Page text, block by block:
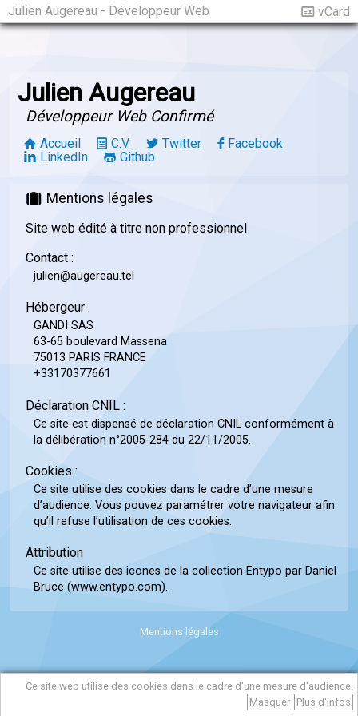
Julien Augereau - Développeur Web vCard
Julien Augereau
Développeur Web Confirmé
Accueil C.V. Twitter
Facebook
LinkedIn
Github
Mentions légales
Site web édité à titre non professionnel
Contact :
julien@augereau.tel
Hébergeur :
GANDI SAS
63-65 boulevard Massena
75013 PARIS FRANCE
+33170377661
Déclaration CNIL :
Ce site est dispensé de déclaration CNIL conformément à
la délibération n°2005-284 du 22/11/2005.
Cookies :
Ce site utilise des cookies dans le cadre d’une mesure
d’audience. Vous pouvez paramétrer votre navigateur afin
qu’il refuse l’utilisation de ces cookies.
Attribution
Ce site utilise des icones de la collection Entypo par Daniel
Bruce (www.entypo.com).
Mentions légales
Ce site web utilise des cookies dans le cadre d'une mesure d'audience.
Masquer Plus d'infos